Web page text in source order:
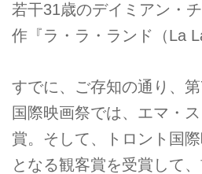
若干31歳のデイミアン・
作『ラ・ラ・ランド（La
すでに、ご存知の通り、
国際映画祭では、エマ・
賞。そして、トロント国
となる観客賞を受賞して